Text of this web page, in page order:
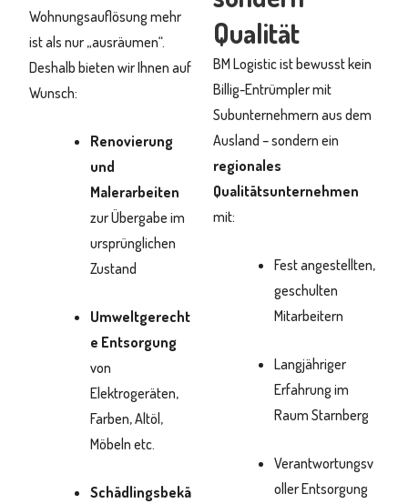
Wohnungsauflösung mehr
ist als nur „ausräumen“.
Deshalb bieten wir Ihnen auf
Wunsch:
Renovierung
und
Malerarbeiten
zur Übergabe im
ursprünglichen
Zustand
Umweltgerecht
e Entsorgung
von
Elektrogeräten,
Farben, Altöl,
Möbeln etc.
Schädlingsbekä
Qualität
BM Logistic ist bewusst kein
Billig-Entrümpler mit
Subunternehmern aus dem
Ausland – sondern ein
regionales
Qualitätsunternehmen
mit:
Fest angestellten,
geschulten
Mitarbeitern
Langjähriger
Erfahrung im
Raum Starnberg
Verantwortungsv
oller Entsorgung